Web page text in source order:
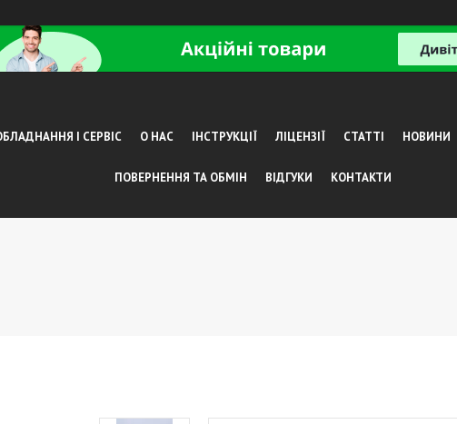
І СЕРВІС О НАС ІНСТРУКЦІЇ ЛІЦЕНЗІЇ СТАТТІ НОВИНИ
ПОВЕРНЕННЯ ТА ОБМІН ВІДГУКИ КОНТАКТИ